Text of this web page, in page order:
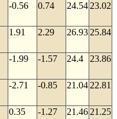
-0.56 0.74 24.54 23.02
1.91 2.29 26.93 25.84
-1.99 -1.57 24.4 23.86
-2.71 -0.85 21.04 22.81
0.35 -1.27 21.46 21.25